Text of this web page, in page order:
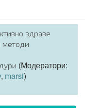
здраве
методи
(Модератори:
, marsi)